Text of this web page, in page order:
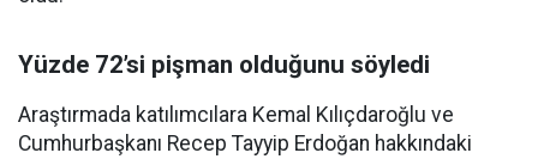
Yüzde 72’si pişman olduğunu söyledi
Araştırmada katılımcılara Kemal Kılıçdaroğlu ve
Cumhurbaşkanı Recep Tayyip Erdoğan hakkındaki